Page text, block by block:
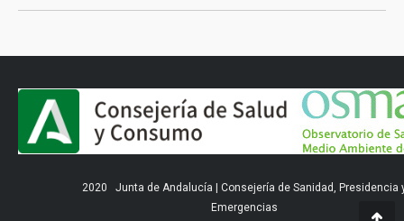
2020 Junta de Andalucía
Consejería de Sanidad, Presidencia
Emergencias